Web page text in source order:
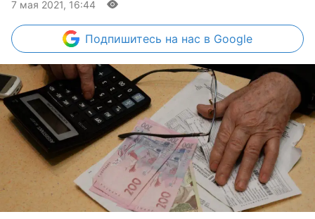
7 мая 2021, 16:44
Подпишитесь на нас в Google